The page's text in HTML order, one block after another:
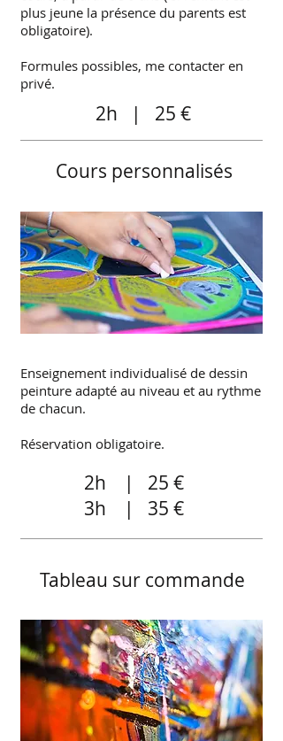
plus jeune la présence du parents est
obligatoire).
Formules possibles, me contacter en
privé.
2h | 25 €
Cours personnalisés
Enseignement individualisé de dessin
peinture adapté au niveau et au rythme
de chacun.
Réservation obligatoire.
2h | 25 €
3h | 35 €
Tableau sur commande